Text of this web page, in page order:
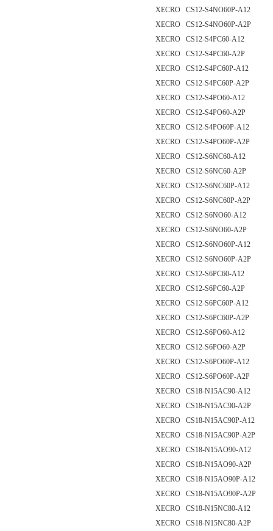
XECRO CS12-S4NO60P-A12
XECRO CS12-S4NO60P-A2P
XECRO CS12-S4PC60-A12
XECRO CS12-S4PC60-A2P
XECRO CS12-S4PC60P-A12
XECRO CS12-S4PC60P-A2P
XECRO CS12-S4PO60-A12
XECRO CS12-S4PO60-A2P
XECRO CS12-S4PO60P-A12
XECRO CS12-S4PO60P-A2P
XECRO CS12-S6NC60-A12
XECRO CS12-S6NC60-A2P
XECRO CS12-S6NC60P-A12
XECRO CS12-S6NC60P-A2P
XECRO CS12-S6NO60-A12
XECRO CS12-S6NO60-A2P
XECRO CS12-S6NO60P-A12
XECRO CS12-S6NO60P-A2P
XECRO CS12-S6PC60-A12
XECRO CS12-S6PC60-A2P
XECRO CS12-S6PC60P-A12
XECRO CS12-S6PC60P-A2P
XECRO CS12-S6PO60-A12
XECRO CS12-S6PO60-A2P
XECRO CS12-S6PO60P-A12
XECRO CS12-S6PO60P-A2P
XECRO CS18-N15AC90-A12
XECRO CS18-N15AC90-A2P
XECRO CS18-N15AC90P-A12
XECRO CS18-N15AC90P-A2P
XECRO CS18-N15AO90-A12
XECRO CS18-N15AO90-A2P
XECRO CS18-N15AO90P-A12
XECRO CS18-N15AO90P-A2P
XECRO CS18-N15NC80-A12
XECRO CS18-N15NC80-A2P